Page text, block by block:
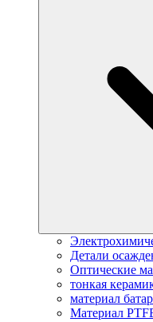
Детали
Оптические
тонкая
материал
Материал